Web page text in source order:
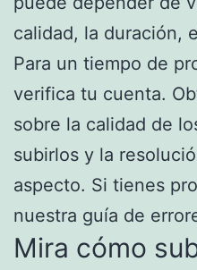
calidad, la duración,
Para un tiempo de
verifica tu cuenta.
sobre la calidad de
subirlos y la
aspecto. Si tienes
nuestra guía de
Mira cómo